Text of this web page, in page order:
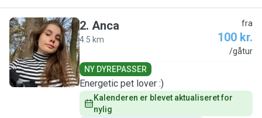
A
2. Anca
4.5 km
fra
100 kr.
/gåtur
NY DYREPASSER
Energetic pet lover :)
Kalenderen er blevet aktualiseret for
nylig